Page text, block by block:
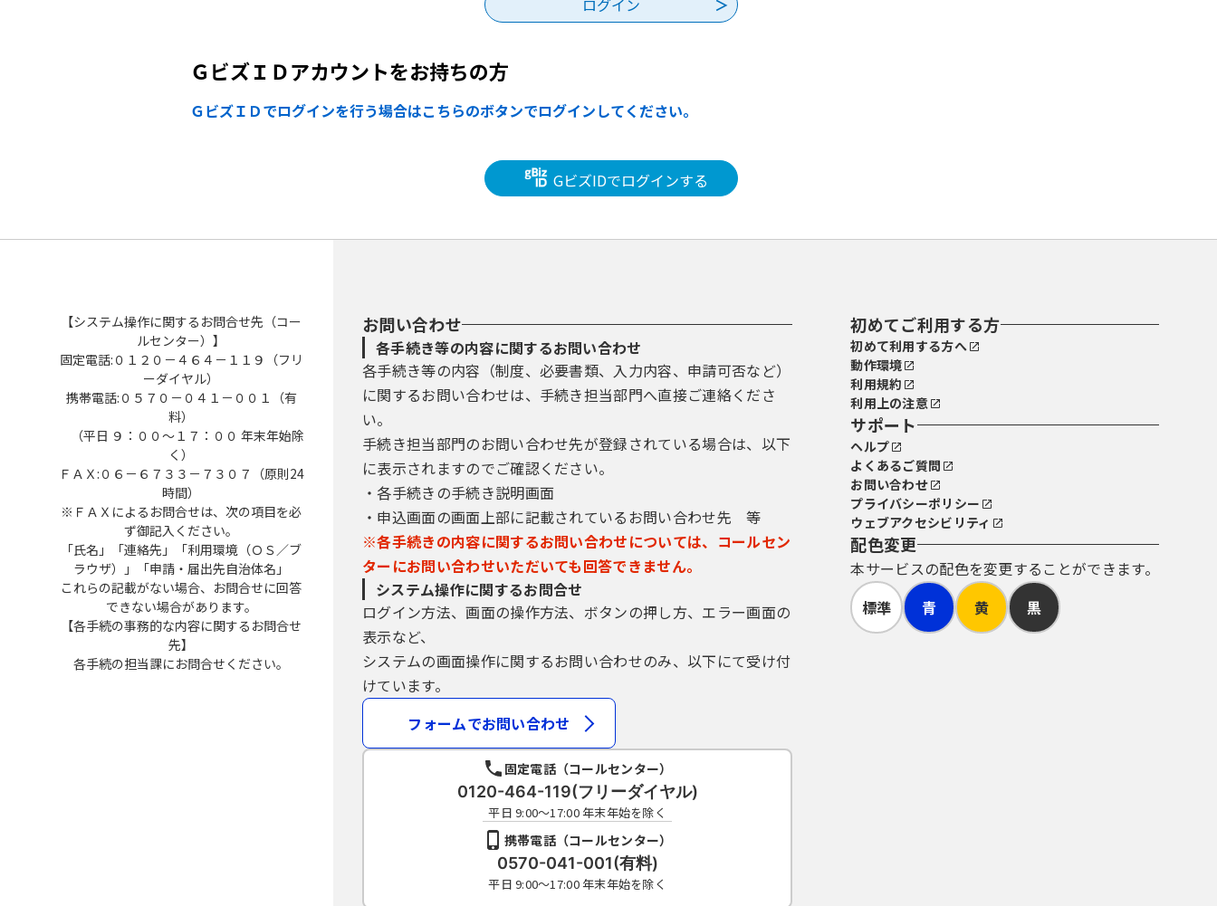
ＧビズＩＤアカウントをお持ちの方
ＧビズＩＤでログインを行う場合はこちらのボタンでログインしてください。
GビズIDでログインする
【システム操作に関するお問合せ先（コー
ルセンター）】
固定電話:０１２０－４６４－１１９（フリ
ーダイヤル）
携帯電話:０５７０－０４１－００１（有
料）
（平日 ９：００～１７：００ 年末年始除
く）
ＦＡＸ:０６－６７３３－７３０７（原則24
時間）
※ＦＡＸによるお問合せは、次の項目を必
ず御記入ください。
「氏名」「連絡先」「利用環境（ＯＳ／ブ
ラウザ）」「申請・届出先自治体名」
これらの記載がない場合、お問合せに回答
できない場合があります。
【各手続の事務的な内容に関するお問合せ
先】
各手続の担当課にお問合せください。
お問い合わせ
各手続き等の内容に関するお問い合わせ
各手続き等の内容（制度、必要書類、入力内容、申請可否など）
に関するお問い合わせは、手続き担当部門へ直接ご連絡くださ
い。
手続き担当部門のお問い合わせ先が登録されている場合は、以下
に表示されますのでご確認ください。
・各手続きの手続き説明画面
・申込画面の画面上部に記載されているお問い合わせ先 等
※各手続きの内容に関するお問い合わせについては、コールセン
ターにお問い合わせいただいても回答できません。
システム操作に関するお問合せ
ログイン方法、画面の操作方法、ボタンの押し方、エラー画面の
表示など、
システムの画面操作に関するお問い合わせのみ、以下にて受け付
けています。
フォームでお問い合わせ
固定電話（コールセンター）
0120-464-119(フリーダイヤル)
平日 9:00～17:00 年末年始を除く
携帯電話（コールセンター）
0570-041-001(有料)
平日 9:00～17:00 年末年始を除く
初めてご利用する方
初めて利用する方へ
動作環境
利用規約
利用上の注意
サポート
ヘルプ
よくあるご質問
お問い合わせ
プライバシーポリシー
ウェブアクセシビリティ
配色変更
本サービスの配色を変更することができます。
標準
青 黄 黒